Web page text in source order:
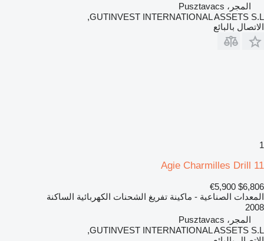
المجر، Pusztavacs
GUTINVEST INTERNATIONAL ASSETS S.L,
الاتصال بالبائع
1
Agie Charmilles Drill 11
$6,806
€5,900
المعدات الصناعية - ماكينة تفريغ الشحنات الكهربائية الساكنة
2008
المجر، Pusztavacs
GUTINVEST INTERNATIONAL ASSETS S.L,